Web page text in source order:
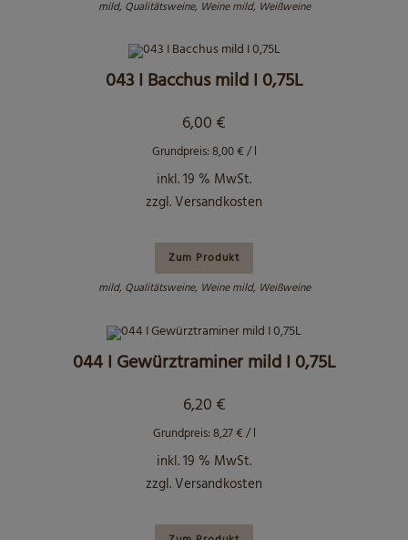
mild, Qualitätsweine, Weine mild, Weißweine
043 I Bacchus mild I 0,75L
6,00 €
Grundpreis:8,00€/l
inkl. 19 % MwSt.
zzgl.Versandkosten
Zum Produkt
mild, Qualitätsweine, Weine mild, Weißweine
044 I Gewürztraminer mild I 0,75L
6,20 €
Grundpreis:8,27€/l
inkl. 19 % MwSt.
zzgl.Versandkosten